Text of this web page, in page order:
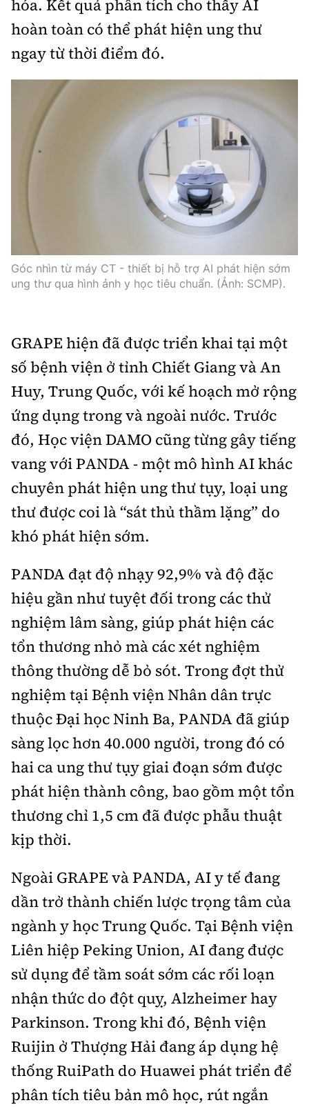
hóa. Kết quả phân tích cho thấy AI
hoàn toàn có thể phát hiện ung thư
ngay từ thời điểm đó.
Góc nhìn từ máy CT - thiết bị hỗ trợ AI phát hiện sớm
ung thư qua hình ảnh y học tiêu chuẩn. (Ảnh: SCMP).
GRAPE hiện đã được triển khai tại một
số bệnh viện ở tỉnh Chiết Giang và An
Huy, Trung Quốc, với kế hoạch mở rộng
ứng dụng trong và ngoài nước. Trước
đó, Học viện DAMO cũng từng gây tiếng
vang với PANDA - một mô hình AI khác
chuyên phát hiện ung thư tụy, loại ung
thư được coi là “sát thủ thầm lặng” do
khó phát hiện sớm.
PANDA đạt độ nhạy 92,9% và độ đặc
hiệu gần như tuyệt đối trong các thử
nghiệm lâm sàng, giúp phát hiện các
tổn thương nhỏ mà các xét nghiệm
thông thường dễ bỏ sót. Trong đợt thử
nghiệm tại Bệnh viện Nhân dân trực
thuộc Đại học Ninh Ba, PANDA đã giúp
sàng lọc hơn 40.000 người, trong đó có
hai ca ung thư tụy giai đoạn sớm được
phát hiện thành công, bao gồm một tổn
thương chỉ 1,5 cm đã được phẫu thuật
kịp thời.
Ngoài GRAPE và PANDA, AI y tế đang
dần trở thành chiến lược trọng tâm của
ngành y học Trung Quốc. Tại Bệnh viện
Liên hiệp Peking Union, AI đang được
sử dụng để tầm soát sớm các rối loạn
nhận thức do đột quỵ, Alzheimer hay
Parkinson. Trong khi đó, Bệnh viện
Ruijin ở Thượng Hải đang áp dụng hệ
thống RuiPath do Huawei phát triển để
phân tích tiêu bản mô học, rút ngắn